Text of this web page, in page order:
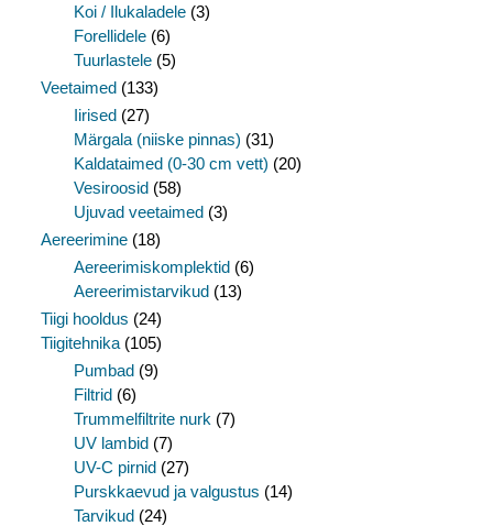
Koi / Ilukaladele (3)
Forellidele (6)
Tuurlastele (5)
Veetaimed (133)
Iirised (27)
Märgala (niiske pinnas) (31)
Kaldataimed (0-30 cm vett) (20)
Vesiroosid (58)
Ujuvad veetaimed (3)
Aereerimine (18)
Aereerimiskomplektid (6)
Aereerimistarvikud (13)
Tiigi hooldus (24)
Tiigitehnika (105)
Pumbad (9)
Filtrid (6)
Trummelfiltrite nurk (7)
UV lambid (7)
UV-C pirnid (27)
Purskkaevud ja valgustus (14)
Tarvikud (24)